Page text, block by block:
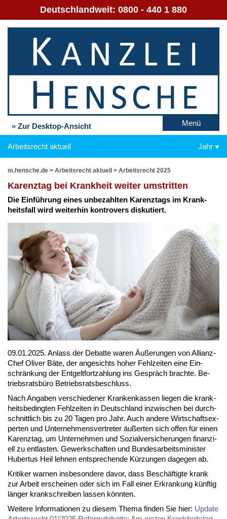
Deutschlandweit: 0800 - 440 1 880
» Zur Desktop-Ansicht Menü
Arbeitsrecht aktuell Jahr
m.hensche.de > Arbeitsrecht aktuell > Arbeitsrecht 2025
Ka­renz­tag bei Krank­heit wei­ter um­strit­ten
Die Ein­füh­rung ei­nes un­be­zahl­ten Ka­renz­tags im Krank­
heits­fall wird wei­ter­hin kon­tro­vers dis­ku­tiert.
09.01.2025. An­lass der De­bat­te wa­ren Äu­ße­run­gen von Al­li­anz-
Chef Oli­ver Bä­te, der an­ge­sichts ho­her Fehl­zei­ten ei­ne Ein­
schrän­kung der Ent­gelt­fort­zah­lung ins Ge­spräch brach­te. Be­
triebs­rats­bü­ro Be­triebs­rats­be­schluss.
Nach An­ga­ben ver­schie­de­ner Kran­ken­kas­sen lie­gen die krank­
heits­be­ding­ten Fehl­zei­ten in Deutsch­land in­zwi­schen bei durch­
schnitt­lich bis zu 20 Ta­gen pro Jahr. Auch an­de­re Wirt­schafts­ex­
per­ten und Un­ter­neh­mens­ver­tre­ter äu­ßer­ten sich of­fen für ei­nen
Ka­renz­tag, um Un­ter­neh­men und So­zi­al­ver­si­che­run­gen fi­nan­zi­
ell zu ent­las­ten. Ge­werk­schaf­ten und Bun­des­ar­beits­mi­nis­ter
Hu­ber­tus Heil leh­nen ent­spre­chen­de Kür­zun­gen da­ge­gen ab.
Kri­ti­ker war­nen ins­be­son­de­re da­vor, dass Be­schäf­tig­te krank
zur Ar­beit er­schei­nen oder sich im Fall ei­ner Er­kran­kung künf­tig
län­ger krank­schrei­ben las­sen könn­ten.
Wei­te­re In­for­ma­tio­nen zu die­sem The­ma fin­den Sie hier: Up­date